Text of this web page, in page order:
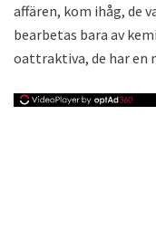
affären, kom ihåg, de
bearbetas bara av
oattraktiva, de har en